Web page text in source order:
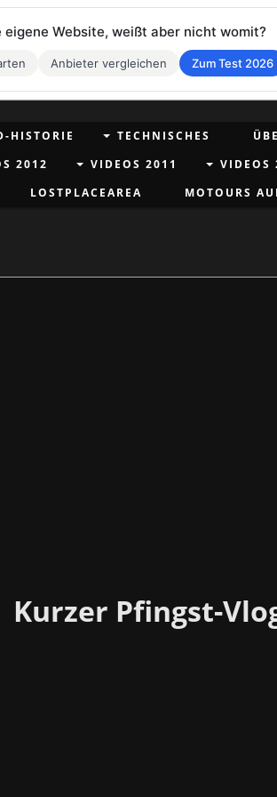
HISTORIE TECHNISCHES
2012 VIDEOS 2011 VIDEOS
LOSTPLACEAREA MOTOURS
Kurzer Pfingst-
eigene Website, weißt aber nicht womit?
Anbieter vergleichen Zum Test 2026